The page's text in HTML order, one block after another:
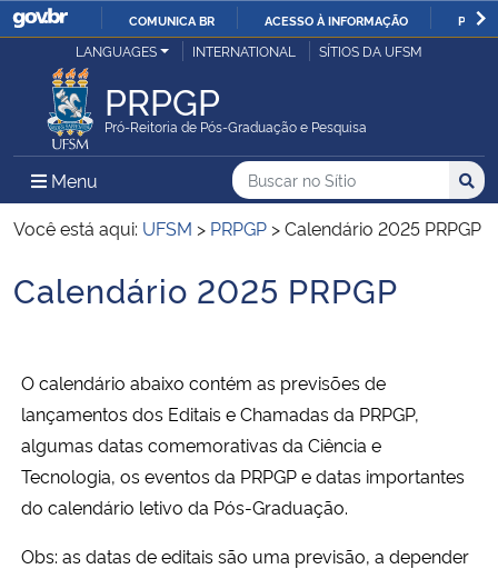
IR
COMUNICA BR ACESSO À INFORMAÇÃO
Ministério da Justiça e Segurança Pública
Ministério da Defesa
Ministério das Relações Exteriores
Ministério da Economia
Ministério da Agricultura, Pecuária e Abastecimento
Ministério da Educação
Ministério da Cidadania
LANGUAGES INTERNATIONAL SÍTIOS DA UFSM
PRPGP
Pró-Reitoria de Pós-Graduação e Pesquisa
Menu Menu Principal do Sítio
Busca
Buscar no no Sítio
Busca:
Você está aqui: UFSM > PRPGP >Calendário 2025 PRPGP
Início do conteúdo
Calendário 2025 PRPGP
O calendário abaixo contém as previsões de
lançamentos dos Editais e Chamadas da PRPGP,
algumas datas comemorativas da Ciência e
Tecnologia, os eventos da PRPGP e datas importantes
do calendário letivo da Pós-Graduação.
Obs: as datas de editais são uma previsão, a depender